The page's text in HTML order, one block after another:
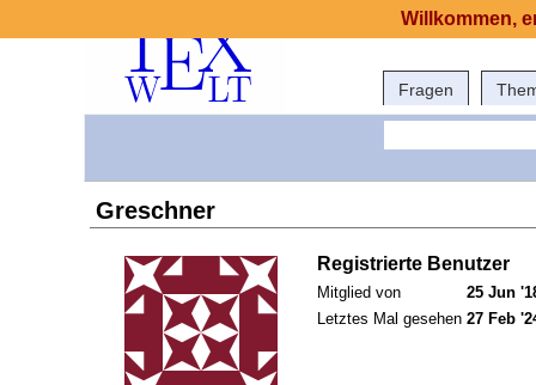
Fragen
Greschner
Registrierte Benutzer
Mitglied von
25 Jun
Letztes Mal gesehen 27 Feb
Willkommen,